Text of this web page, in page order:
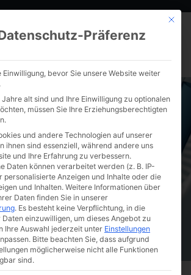
incubators with integrated
Mit
Präferenz
Einwilligung, bevor Sie unsere Website weiter
Jahre alt sind und Ihre Einwilligung zu optionalen
müssen Sie Ihre Erziehungsberechtigten
und andere Technologien auf unserer
ihnen sind essenziell, während andere uns
und Ihre Erfahrung zu verbessern.
Daten können verarbeitet werden (z. B. IP-
personalisierte Anzeigen und Inhalte oder die
und Inhalten. Weitere Informationen über
Daten finden Sie in unserer
. Es besteht keine Verpflichtung, in die
einzuwilligen, um dieses Angebot zu
Ihre Auswahl jederzeit unter Einstellungen
Bitte beachten Sie, dass aufgrund
möglicherweise nicht alle Funktionen
sind.